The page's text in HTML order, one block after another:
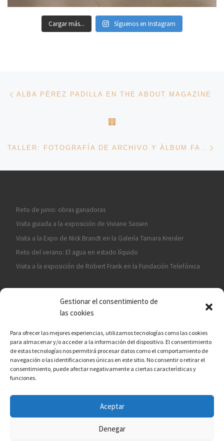
Gestionar el consentimiento de
las cookies
Para ofrecer las mejores experiencias, utilizamos tecnologías como las cookies
para almacenar y/o acceder a la información del dispositivo. El consentimiento
de estas tecnologías nos permitirá procesar datos como el comportamiento de
navegación o las identificaciones únicas en este sitio. No consentir o retirar el
consentimiento, puede afectar negativamente a ciertas características y
funciones.
Aceptar
Denegar
Cargar más... Síguenos en Instagram
Navegación de entradas
ALBA PÉREZ PADILLA EN THE ABOUT MAGAZINE
Reto de junio: obras ganadoras
Visita guiada a la exposición de Viviane Sassen
Visita a la Expo de Nick Brandt en la Galería Tamara Kreisler
Reto del verano: El agua en estado líquido
Visita a la exposición de Robert Frank en la Fundación Telefónica
¡ASÓCIATE A CÁMARA EN MANO!
© 2026Asociación fotográfica Cámara en mano– Todos los
derechos reservados